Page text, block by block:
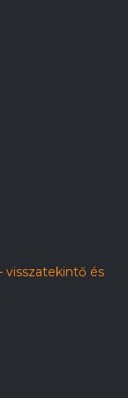
visszatekintő és